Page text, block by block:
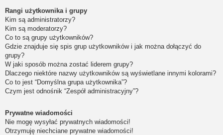
Rangi użytkownika i grupy
Kim są administratorzy?
Kim są moderatorzy?
Co to są grupy użytkowników?
Gdzie znajduje się spis grup użytkowników i jak można dołączyć do
grupy?
W jaki sposób można zostać liderem grupy?
Dlaczego niektóre nazwy użytkowników są wyświetlane innymi kolorami?
Co to jest “Domyślna grupa użytkownika”?
Czym jest odnośnik “Zespół administracyjny”?
Prywatne wiadomości
Nie mogę wysyłać prywatnych wiadomości!
Otrzymuję niechciane prywatne wiadomości!